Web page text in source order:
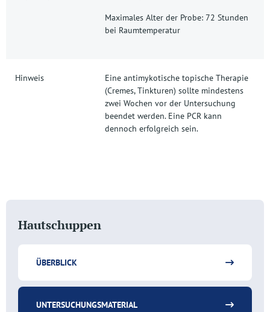
Hautschuppen
ÜBERBLICK
UNTERSUCHUNGSMATERIAL
Maximales Alter der Probe: 72 Stunden
bei Raumtemperatur
Hinweis
Eine antimykotische topische Therapie
(Cremes, Tinkturen) sollte mindestens
zwei Wochen vor der Untersuchung
beendet werden. Eine PCR kann
dennoch erfolgreich sein.